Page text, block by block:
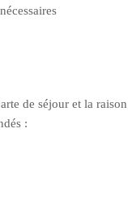
de séjour et la raison
: